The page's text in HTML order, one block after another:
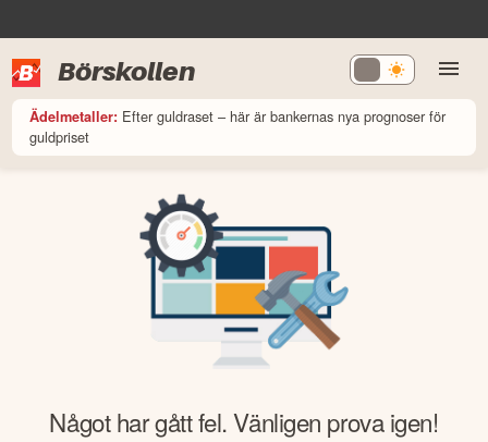
Börskollen
Ädelmetaller: Efter guldraset – här är bankernas nya prognoser för
guldpriset
Något har gått fel. Vänligen prova igen!